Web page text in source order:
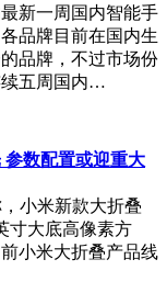
新一周国内智能手
品牌目前在国内生
品牌，不过市场份
续五周国内…
数配置或迎重大
小米新款大折叠
寸大底高像素方
小米大折叠产品线